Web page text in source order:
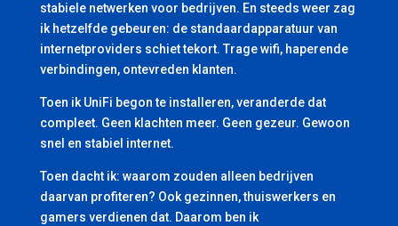
stabiele netwerken voor bedrijven. En steeds weer zag
ik hetzelfde gebeuren: de standaardapparatuur van
internetproviders schiet tekort. Trage wifi, haperende
verbindingen, ontevreden klanten.
Toen ik UniFi begon te installeren, veranderde dat
compleet. Geen klachten meer. Geen gezeur. Gewoon
snel en stabiel internet.
Toen dacht ik: waarom zouden alleen bedrijven
daarvan profiteren? Ook gezinnen, thuiswerkers en
gamers verdienen dat. Daarom ben ik